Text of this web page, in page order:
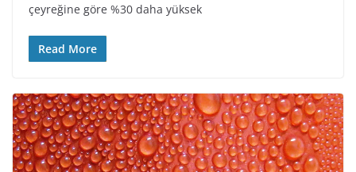
çeyreğine göre %30 daha yüksek
Read More